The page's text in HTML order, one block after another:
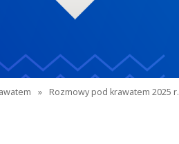
» Rozmowy pod krawatem 2025 r.